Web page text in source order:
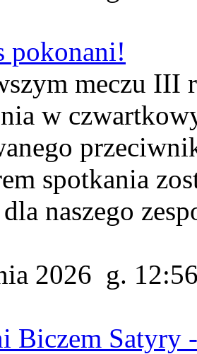
pokonani!
meczu
w
spotkania
naszego
2026 g.
Biczem Satyry